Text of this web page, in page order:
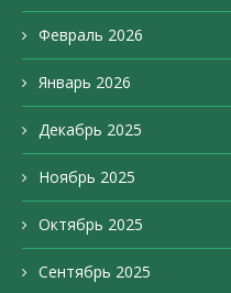
Февраль 2026
Январь 2026
Декабрь 2025
Ноябрь 2025
Октябрь 2025
Сентябрь 2025